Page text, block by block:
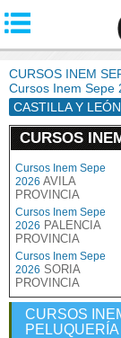
CURSOS INEM
Cursos Inem Sepe
CASTILLA Y LEÓN
CURSOS
Cursos Inem Sepe
2026 AVILA
PROVINCIA
Cursos Inem Sepe
2026 PALENCIA
PROVINCIA
Cursos Inem Sepe
2026 SORIA
PROVINCIA
CURSOS